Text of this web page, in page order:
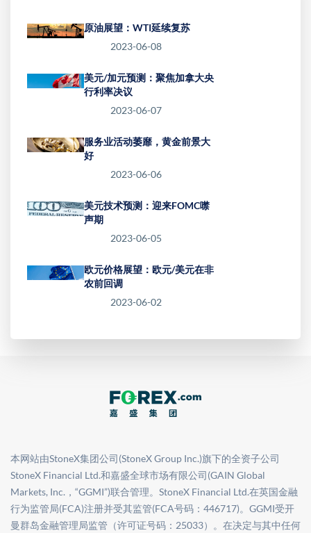
原油展望：WTI延续复苏
2023-06-08
美元/加元预测：聚焦加拿大央
行利率决议
2023-06-07
服务业活动萎靡，黄金前景大
好
2023-06-06
美元技术预测：迎来FOMC噤
声期
2023-06-05
欧元价格展望：欧元/美元在非
农前回调
2023-06-02
本网站由StoneX集团公司(StoneX Group Inc.)旗下的全资子公司
StoneX Financial Ltd.和嘉盛全球市场有限公司(GAIN Global
Markets, Inc.，“GGMI”)联合管理。StoneX Financial Ltd.在英国金融
行为监管局(FCA)注册并受其监管(FCA号码：446717)。GGMI受开
曼群岛金融管理局监管（许可证号码：25033）。在决定与其中任何